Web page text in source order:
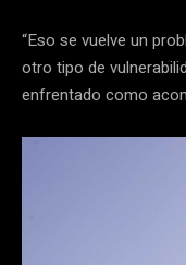
“Eso se vuelve un
otro tipo de
enfrentado como